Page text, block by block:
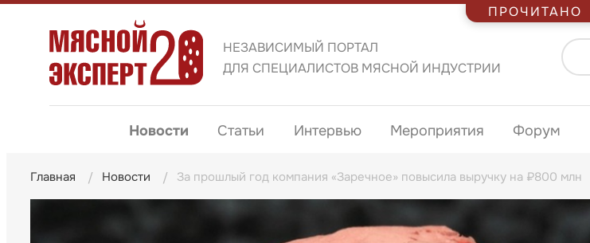
НЕЗАВИСИМЫЙ ПОРТАЛ
ДЛЯ СПЕЦИАЛИСТОВ МЯСНОЙ ИНДУСТРИИ
Новости Статьи Интервью Мероприятия Форум
Главная Новости За прошлый год компания «Заречное» повысила выручку на ₽800 млн
ПРОЧИТАНО